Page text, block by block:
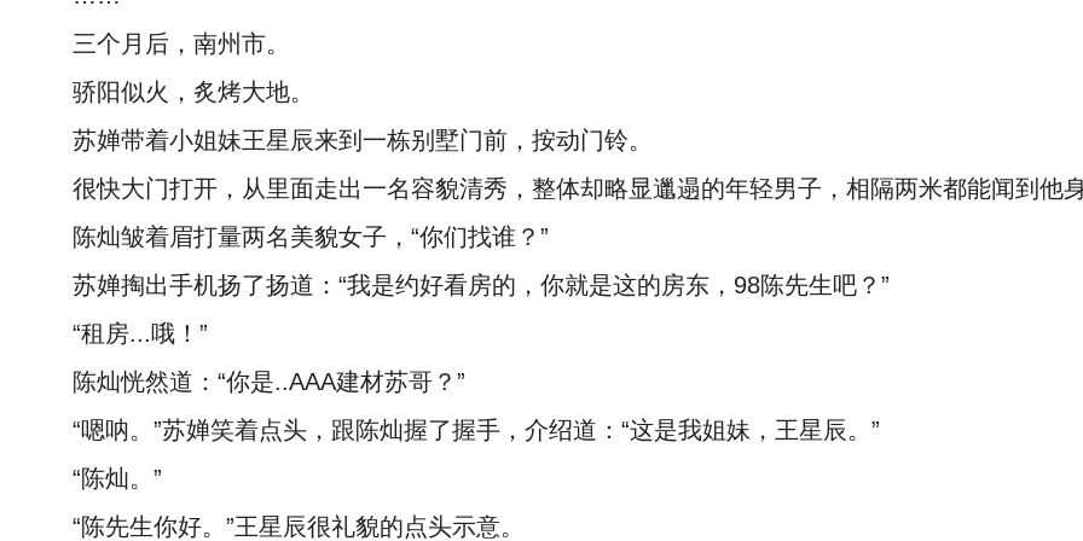
三个月后，南州市。
骄阳似火，炙烤大地。
苏婵带着小姐妹王星辰来到一栋别墅门前，按动门铃。
很快大门打开，从里面走出一名容貌清秀，整体却略显邋遢的年轻男子，相隔两米都能闻到他
陈灿皱着眉打量两名美貌女子，“你们找谁？”
苏婵掏出手机扬了扬道：“我是约好看房的，你就是这的房东，98陈先生吧？”
“租房...哦！”
陈灿恍然道：“你是..AAA建材苏哥？”
“嗯呐。”苏婵笑着点头，跟陈灿握了握手，介绍道：“这是我姐妹，王星辰。”
“陈灿。”
“陈先生你好。”王星辰很礼貌的点头示意。